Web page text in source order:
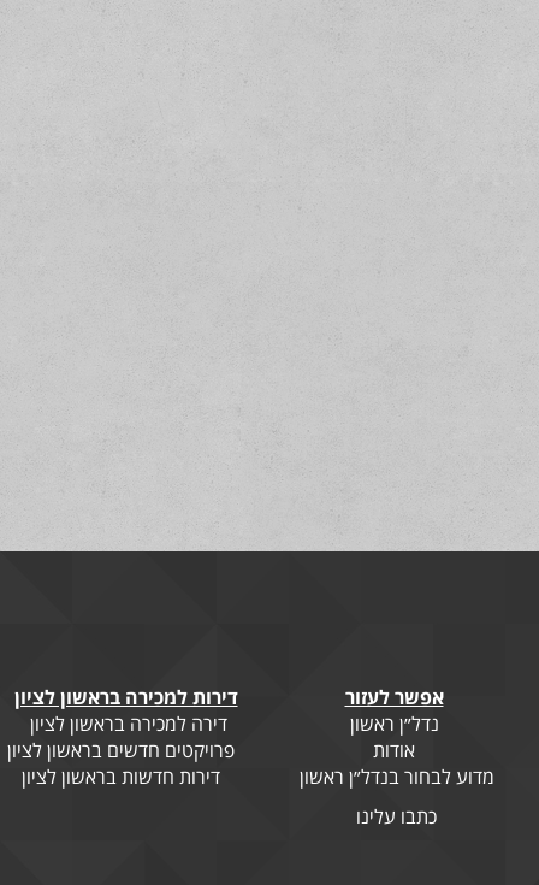
אפשר לעזור
דירות למכירה בראשון לציון
נדל״ן ראשון
דירה למכירה בראשון לציון
אודות
פרויקטים חדשים בראשון לציון
מדוע לבחור בנדל״ן ראשון
דירות חדשות בראשון לציון
כתבו עלינו